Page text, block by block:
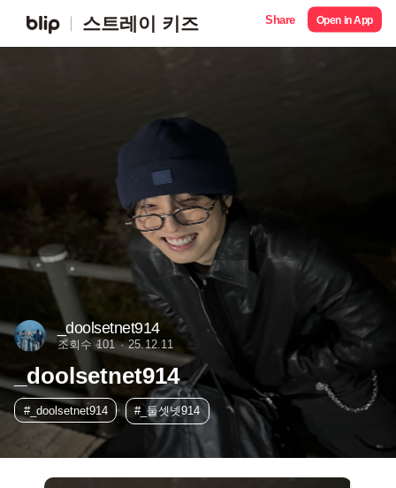
스트레이 키즈 Share Open in App
_doolsetnet914
조회수 101 25.12.11
_doolsetnet914
#_doolsetnet914 #_둘셋넷914